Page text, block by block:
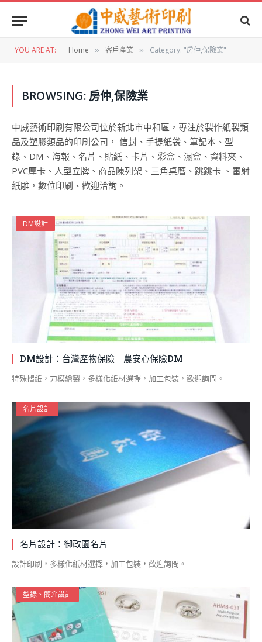
YOU ARE AT: Home » 客戶產業 » Category: "房仲,保險業"
BROWSING: 房仲,保險業
中威藝術印刷有限公司位於新北市中和區，專注於製作紙製類
品及塑膠類品的印刷公司， 信封、手提紙袋、筆記本、型
錄、DM、海報、名片、貼紙、卡片、彩盒、濕盒、資料夾、
PVC厚卡、人型立牌、商品陳列架、三角桌曆、跳跳卡 、雷射
紙雕，數位印刷、歡迎洽詢。
DM設計
DM設計：台灣產物保險＿農安心保險DM
特殊摺紙，刀模繪製，多樣化紙材選擇，加工包裝，歡迎詢問。
名片設計
名片設計：御政園名片
設計印刷，多樣化紙材選擇，加工包裝，歡迎詢問。
型錄、簡介設計